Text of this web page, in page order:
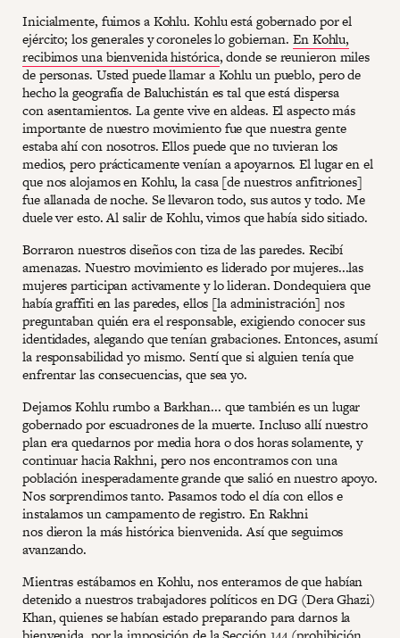
Inicialmente, fuimos a Kohlu. Kohlu está gobernado por el
ejército; los generales y coroneles lo gobiernan. En Kohlu,
recibimos una bienvenida histórica, donde se reunieron miles
de personas. Usted puede llamar a Kohlu un pueblo, pero de
hecho la geografía de Baluchistán es tal que está dispersa
con asentamientos. La gente vive en aldeas. El aspecto más
importante de nuestro movimiento fue que nuestra gente
estaba ahí con nosotros. Ellos puede que no tuvieran los
medios, pero prácticamente venían a apoyarnos. El lugar en el
que nos alojamos en Kohlu, la casa [de nuestros anfitriones]
fue allanada de noche. Se llevaron todo, sus autos y todo. Me
duele ver esto. Al salir de Kohlu, vimos que había sido sitiado.
Borraron nuestros diseños con tiza de las paredes. Recibí
amenazas. Nuestro movimiento es liderado por mujeres...las
mujeres participan activamente y lo lideran. Dondequiera que
había graffiti en las paredes, ellos [la administración] nos
preguntaban quién era el responsable, exigiendo conocer sus
identidades, alegando que tenían grabaciones. Entonces, asumí
la responsabilidad yo mismo. Sentí que si alguien tenía que
enfrentar las consecuencias, que sea yo.
Dejamos Kohlu rumbo a Barkhan... que también es un lugar
gobernado por escuadrones de la muerte. Incluso allí nuestro
plan era quedarnos por media hora o dos horas solamente, y
continuar hacia Rakhni, pero nos encontramos con una
población inesperadamente grande que salió en nuestro apoyo.
Nos sorprendimos tanto. Pasamos todo el día con ellos e
instalamos un campamento de registro. En Rakhni
nos dieron la más histórica bienvenida. Así que seguimos
avanzando.
Mientras estábamos en Kohlu, nos enteramos de que habían
detenido a nuestros trabajadores políticos en DG (Dera Ghazi)
Khan, quienes se habían estado preparando para darnos la